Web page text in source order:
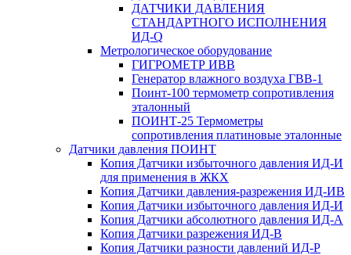
ДАТЧИКИ ДАВЛЕНИЯ
СТАНДАРТНОГО ИСПОЛНЕНИЯ
ИД-Q
Метрологическое оборудование
ГИГРОМЕТР ИВВ
Генератор влажного воздуха ГВВ-1
Поинт-100 термометр сопротивления
эталонный
ПОИНТ-25 Термометры
сопротивления платиновые эталонные
Датчики давления ПОИНТ
Копия Датчики избыточного давления ИД-И
для применения в ЖКХ
Копия Датчики давления-разрежения ИД-ИВ
Копия Датчики избыточного давления ИД-И
Копия Датчики абсолютного давления ИД-А
Копия Датчики разрежения ИД-В
Копия Датчики разности давлений ИД-Р